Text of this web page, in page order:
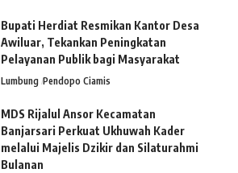
Bupati Herdiat Resmikan Kantor Desa
Awiluar, Tekankan Peningkatan
Pelayanan Publik bagi Masyarakat
Lumbung Pendopo Ciamis
MDS Rijalul Ansor Kecamatan
Banjarsari Perkuat Ukhuwah Kader
melalui Majelis Dzikir dan Silaturahmi
Bulanan